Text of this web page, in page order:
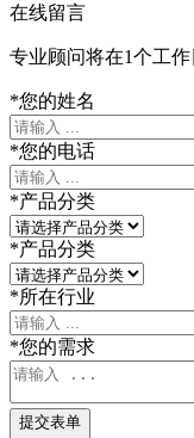
在线留言
专业顾问将在1个工
*您的姓名
*您的电话
*产品分类
*产品分类
*所在行业
*您的需求
提交表单